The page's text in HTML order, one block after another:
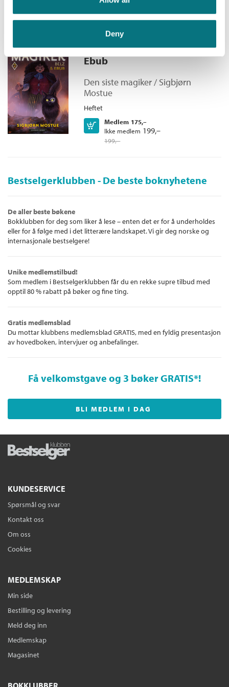
Deny
Den siste magiker 2: Belz og
Ebub
Den siste magiker / Sigbjørn
Mostue
Heftet
Medlem 175,–
Ikke medlem 199,–
199,–
Kjøp
Bestselgerklubben - De beste boknyhetene
De aller beste bøkene
Bokklubben for deg som liker å lese – enten det er for å underholdes
eller for å følge med i det litterære landskapet. Vi gir deg norske og
internasjonale bestselgere!
Unike medlemstilbud!
Som medlem i Bestselgerklubben får du en rekke supre tilbud med
opptil 80 % rabatt på bøker og fine ting.
Gratis medlemsblad
Du mottar klubbens medlemsblad GRATIS, med en fyldig presentasjon
av hovedboken, intervjuer og anbefalinger.
Få velkomstgave og 3 bøker GRATIS*!
BLI MEDLEM I DAG
KUNDESERVICE
Spørsmål og svar
Kontakt oss
Om oss
Cookies
MEDLEMSKAP
Min side
Bestilling og levering
Meld deg inn
Medlemskap
Magasinet